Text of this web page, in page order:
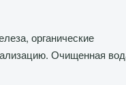
органические
Очищенная